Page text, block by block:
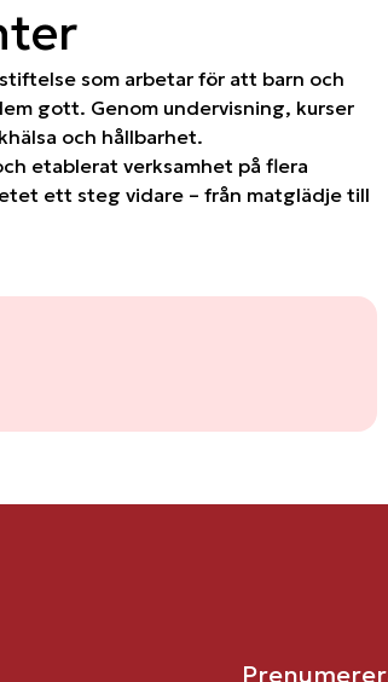
som arbetar för att barn och
gott. Genom undervisning, kurser
och hållbarhet.
etablerat verksamhet på flera
ett steg vidare – från matglädje till